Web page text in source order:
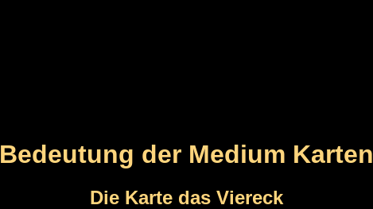
Bedeutung der Medium Karten
Die Karte das Viereck